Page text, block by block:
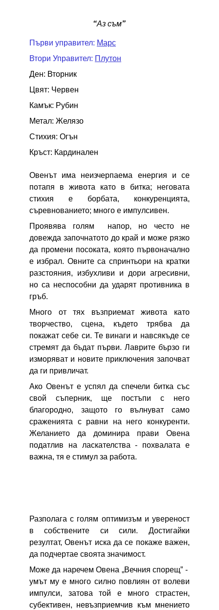
“Аз съм”
Първи управител: Марс
Втори Управител: Плутон
Ден: Вторник
Цвят: Червен
Камък: Рубин
Метал: Желязо
Стихия: Огън
Кръст: Кардинален
Овенът има неизчерпаема енергия и се
потапя в живота като в битка; неговата
стихия е борбата, конкуренцията,
съревнованието; много е импулсивен.
Проявява голям напор, но често не
довежда започнатото до край и може рязко
да промени посоката, която първоначално
е избрал. Овните са спринтьори на кратки
разстояния, избухливи и дори агресивни,
но са неспособни да ударят противника в
гръб.
Много от тях възприемат живота като
творчество, сцена, където трябва да
покажат себе си. Те винаги и навсякъде се
стремят да бъдат първи. Лаврите бързо ги
изморяват и новите приключения започват
да ги привличат.
Ако Овенът е успял да спечели битка със
свой съперник, ще постъпи с него
благородно, защото го вълнуват само
сраженията с равни на него конкуренти.
Желанието да доминира прави Овена
податлив на ласкателства - похвалата е
важна, тя е стимул за работа.
Разполага с голям оптимизъм и увереност
в собствените си сили. Достигайки
резултат, Овенът иска да се покаже важен,
да подчертае своята значимост.
Може да наречем Овена „Вечния спорещ” -
умът му е много силно повлиян от волеви
импулси, затова той е много страстен,
субективен, невъзприемчив към мнението